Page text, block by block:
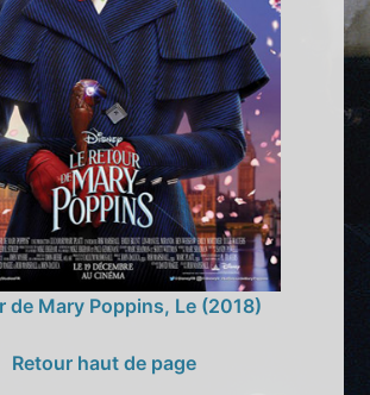
de Mary Poppins, Le (2018)
Retour haut de page